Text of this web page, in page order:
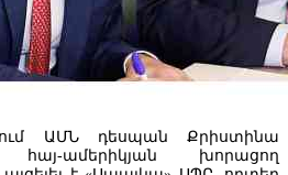
ԱՄՆ դեսպան Քրիստինա
հայ-ամերիկյան խորացող